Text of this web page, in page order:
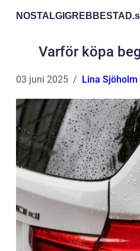
NOSTALGIGREBBESTAD.
Varför köpa
03 juni 2025 Lina Sjöholm